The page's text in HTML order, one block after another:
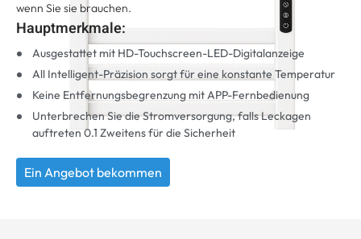
wenn Sie sie brauchen.
Hauptmerkmale:
Ausgestattet mit HD-Touchscreen-LED-Digitalanzeige
All Intelligent-Präzision sorgt für eine konstante Temperatur
Keine Entfernungsbegrenzung mit APP-Fernbedienung
Unterbrechen Sie die Stromversorgung, falls Leckagen
auftreten 0.1 Zweitens für die Sicherheit
Ein Angebot bekommen